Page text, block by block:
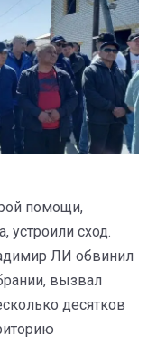
помощи,
устроили сход.
ЛИ обвинил
вызвал
десятков